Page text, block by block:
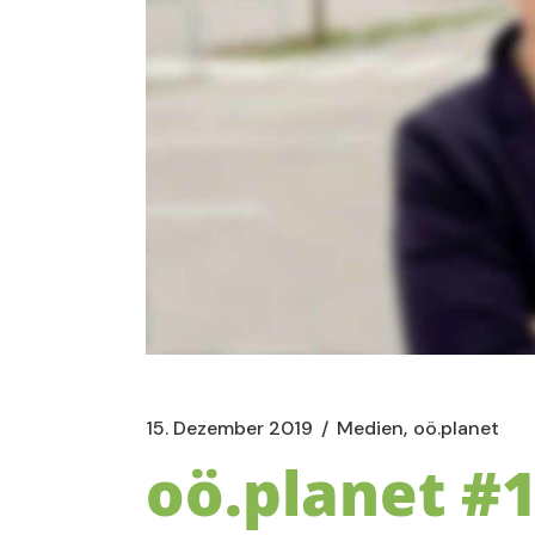
15. Dezember 2019 Medien oö.planet
oö.planet